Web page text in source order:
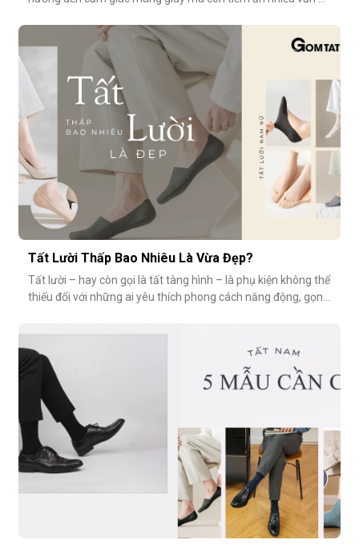
Cùng GOMTAT tìm hiểu nhé.Tuổi thọ trung bình của một đôi
tất là bao lâu?Trung bình, một đôi tất sử dụng thường xuyên
Tất Lười Thấp Bao Nhiêu Là Vừa Đẹp?
Tất lười – hay còn gọi là tất tàng hình – là phụ kiện không thể
thiếu đối với những ai yêu thích phong cách năng động, gọn
nhiêu là vừa đẹp? Nếu quá thấp, tất dễ bị tuột; nếu quá c